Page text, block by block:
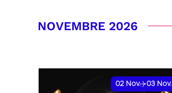
NOVEMBRE 2026
02 Nov. 03 Nov.